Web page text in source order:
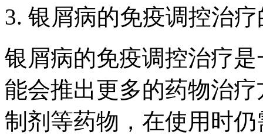
3. 银屑病的免疫调控治
银屑病的免疫调控治疗
能会推出更多的药物治
制剂等药物，在使用时